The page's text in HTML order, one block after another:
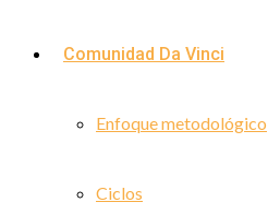
Comunidad Da Vinci
Enfoque metodológico
Ciclos